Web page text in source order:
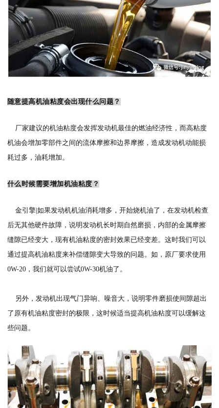
随意提高机油粘度会出现什么问题？
厂家建议的机油粘度会发挥发动机最佳的燃油经济性，而高粘度
机油会增加零部件之间的流体摩擦和边界摩擦，造成发动机动能损
耗过多，油耗增加。
什么时候需要增加机油粘度？
金引擎|如果发动机机油消耗增多，开始烧机油了，在发动机检查
后无其他硬件故障，说明发动机长时期自然磨损，内部的金属摩擦
缝隙已经变大，现有机油粘度的密封效果已经变差。这时我们可以
通过提高机油粘度来补偿缝隙变大导致的问题。如，原厂要求使用
0W-20，我们就可以尝试0W-30机油了。
另外，发动机出现气门异响、噪音大，说明零件磨损使间隙超出
了原有机油粘度密封的极限，这时候适当提高机油粘度可以缓解这
些问题。